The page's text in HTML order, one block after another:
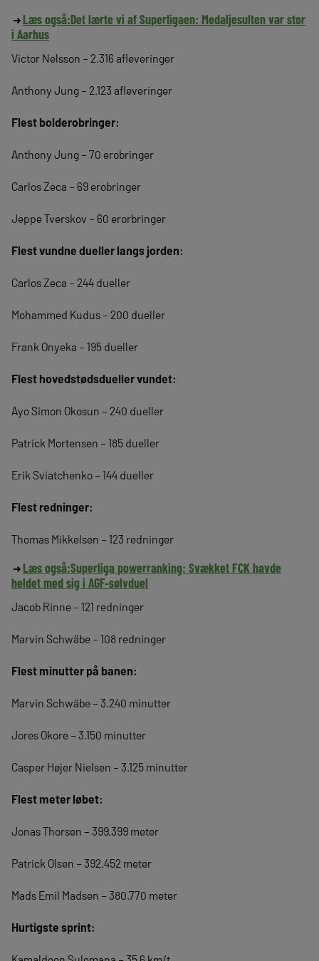
Læs også:Det lærte vi af Superligaen: Medaljesulten var stor
i Aarhus
Victor Nelsson – 2.316 afleveringer
Anthony Jung – 2.123 afleveringer
Flest bolderobringer:
Anthony Jung – 70 erobringer
Carlos Zeca – 69 erobringer
Jeppe Tverskov – 60 erorbringer
Flest vundne dueller langs jorden:
Carlos Zeca – 244 dueller
Mohammed Kudus – 200 dueller
Frank Onyeka – 195 dueller
Flest hovedstødsdueller vundet:
Ayo Simon Okosun – 240 dueller
Patrick Mortensen – 185 dueller
Erik Sviatchenko – 144 dueller
Flest redninger:
Thomas Mikkelsen – 123 redninger
Læs også:Superliga powerranking: Svækket FCK havde
heldet med sig i AGF-sølvduel
Jacob Rinne – 121 redninger
Marvin Schwäbe – 108 redninger
Flest minutter på banen:
Marvin Schwäbe – 3.240 minutter
Jores Okore – 3.150 minutter
Casper Højer Nielsen – 3.125 minutter
Flest meter løbet:
Jonas Thorsen – 399.399 meter
Patrick Olsen – 392.452 meter
Mads Emil Madsen – 380.770 meter
Hurtigste sprint: